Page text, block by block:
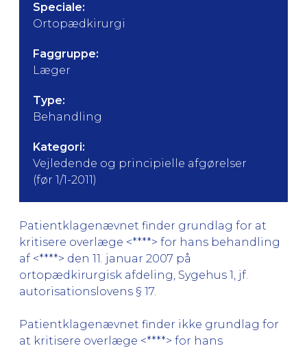
Speciale:
Ortopædkirurgi
Faggruppe:
Læger
Type:
Behandling
Kategori:
Vejledende og principielle afgørelser
(før 1/1-2011)
Patientklagenævnet finder grundlag for at
kritisere overlæge <****> for hans behandling
af <****> den 11. januar 2007 på
ortopædkirurgisk afdeling, Sygehus 1, jf.
autorisationslovens § 17.
Patientklagenævnet finder ikke grundlag for
at kritisere overlæge <****> for hans